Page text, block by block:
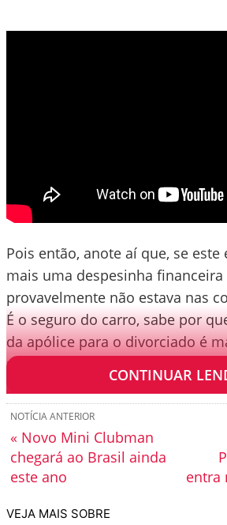
Pois então, anote aí que, se este
mais uma despesinha financeira
provavelmente não estava nas
É o seguro do carro, sabe por
da apólice para o divorciado é
um casado.
CONTINUAR
entra
NOTÍCIA ANTERIOR
« Novo Mini Clubman
chegará ao Brasil ainda
este ano
VEJA MAIS SOBRE